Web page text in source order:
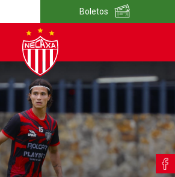
Boletos